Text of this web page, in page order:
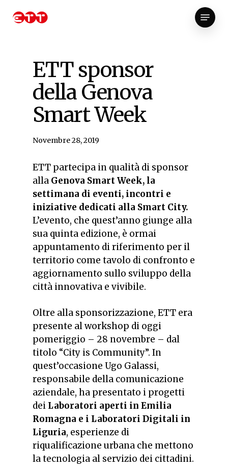
Menu
ETT sponsor
della Genova
Smart Week
Novembre 28, 2019
ETT partecipa in qualità di sponsor
alla Genova Smart Week, la
settimana di eventi, incontri e
iniziative dedicati alla Smart City.
L’evento, che quest’anno giunge alla
sua quinta edizione, è ormai
appuntamento di riferimento per il
territorio come tavolo di confronto e
aggiornamento sullo sviluppo della
città innovativa e vivibile.
Oltre alla sponsorizzazione, ETT era
presente al workshop di oggi
pomeriggio – 28 novembre – dal
titolo “City is Community”. In
quest’occasione Ugo Galassi,
responsabile della comunicazione
aziendale, ha presentato i progetti
dei Laboratori aperti in Emilia
Romagna e i Laboratori Digitali in
Liguria, esperienze di
riqualificazione urbana che mettono
la tecnologia al servizio dei cittadini.